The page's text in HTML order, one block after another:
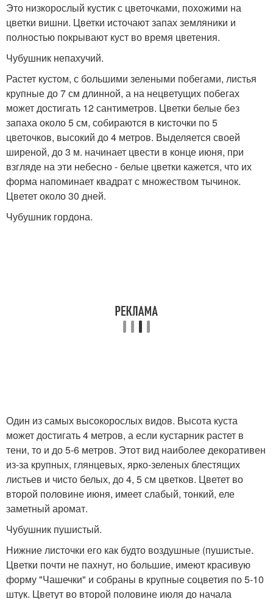
Это низкорослый кустик с цветочками, похожими на
цветки вишни. Цветки источают запах земляники и
полностью покрывают куст во время цветения.
Чубушник непахучий.
Растет кустом, с большими зелеными побегами, листья
крупные до 7 см длинной, а на нецветущих побегах
может достигать 12 сантиметров. Цветки белые без
запаха около 5 см, собираются в кисточки по 5
цветочков, высокий до 4 метров. Выделяется своей
ширеной, до 3 м. начинает цвести в конце июня, при
взгляде на эти небесно - белые цветки кажется, что их
форма напоминает квадрат с множеством тычинок.
Цветет около 30 дней.
Чубушник гордона.
Один из самых высокорослых видов. Высота куста
может достигать 4 метров, а если кустарник растет в
тени, то и до 5-6 метров. Этот вид наиболее декоративен
из-за крупных, глянцевых, ярко-зеленых блестящих
листьев и чисто белых, до 4, 5 см цветков. Цветет во
второй половине июня, имеет слабый, тонкий, еле
заметный аромат.
Чубушник пушистый.
Нижние листочки его как будто воздушные (пушистые.
Цветки почти не пахнут, но большие, имеют красивую
форму "Чашечки" и собраны в крупные соцветия по 5-10
штук. Цветут во второй половине июля до начала